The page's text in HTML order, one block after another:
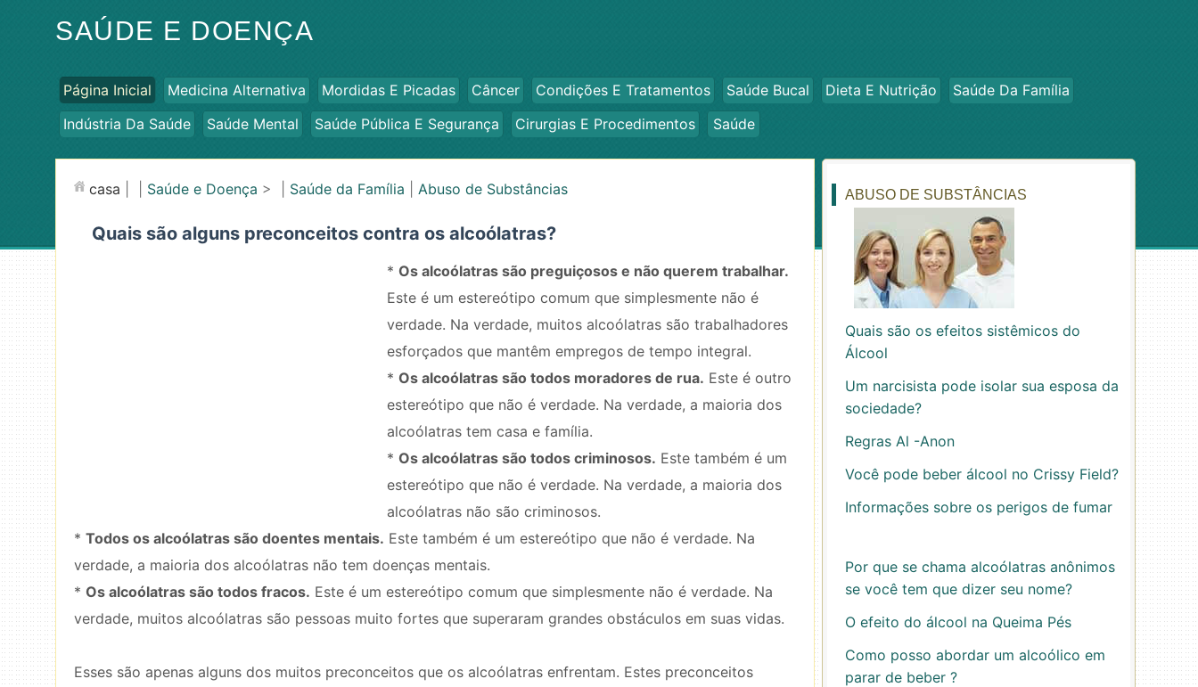
SAÚDE E DOENÇA
Página Inicial Medicina Alternativa Mordidas E Picadas Câncer Condições E Tratamentos Saúde Bucal Dieta E Nutrição
Saúde Da Família
Indústria Da Saúde
Saúde Mental Saúde Pública E Segurança Cirurgias E Procedimentos Saúde
casa Saúde e Doença > | Saúde da Família Abuso de Substâncias
Quais são alguns preconceitos contra os alcoólatras?
* Os alcoólatras são preguiçosos e não querem trabalhar.
Este é um estereótipo comum que simplesmente não é
verdade. Na verdade, muitos alcoólatras são trabalhadores
esforçados que mantêm empregos de tempo integral.
* Os alcoólatras são todos moradores de rua. Este é outro
estereótipo que não é verdade. Na verdade, a maioria dos
alcoólatras tem casa e família.
* Os alcoólatras são todos criminosos. Este também é um
estereótipo que não é verdade. Na verdade, a maioria dos
alcoólatras não são criminosos.
* Todos os alcoólatras são doentes mentais. Este também é um estereótipo que não é verdade. Na
verdade, a maioria dos alcoólatras não tem doenças mentais.
* Os alcoólatras são todos fracos. Este é um estereótipo comum que simplesmente não é verdade. Na
verdade, muitos alcoólatras são pessoas muito fortes que superaram grandes obstáculos em suas vidas.
Esses são apenas alguns dos muitos preconceitos que os alcoólatras enfrentam. Estes preconceitos
ABUSO DE SUBSTÂNCIAS
Quais são os efeitos sistêmicos do
Álcool
Um narcisista pode isolar sua esposa da
sociedade?
Regras Al -Anon
Você pode beber álcool no Crissy Field?
Informações sobre os perigos de fumar
Por que se chama alcoólatras anônimos
se você tem que dizer seu nome?
O efeito do álcool na Queima Pés
Como posso abordar um alcoólico em
parar de beber ?